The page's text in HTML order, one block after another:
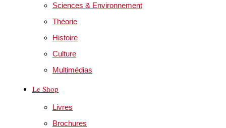
Sciences & Environnement
Théorie
Histoire
Culture
Multimédias
Le Shop
Livres
Brochures